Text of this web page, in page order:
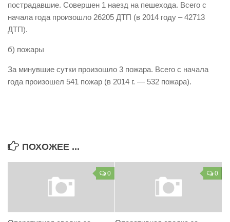
Пресс-центр
Фотогалерея
пострадавшие. Совершен 1 наезд на пешехода. Всего с
начала года произошло 26205 ДТП (в 2014 году – 42713
ДТП).
б) пожары
За минувшие сутки произошло 3 пожара. Всего с начала
года произошел 541 пожар (в 2014 г. — 532 пожара).
ПОХОЖЕЕ ...
0 0